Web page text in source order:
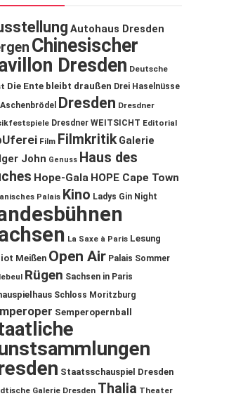
Autohaus Dresden
Chinesischer
Dresden Deutsche
Die Ente bleibt draußen Drei Haselnüsse
Dresden Dresdner
Dresdner WEITSICHT Editorial
Film Filmkritik Galerie
John Genuss Haus des
Hope-Gala HOPE Cape Town
Palais Kino Ladys Gin Night
La Saxe à Paris Lesung
Meißen Open Air Palais Sommer
Rügen Sachsen in Paris
Schloss Moritzburg
Semperopernball
Staatsschauspiel Dresden
Galerie Dresden Thalia Theater